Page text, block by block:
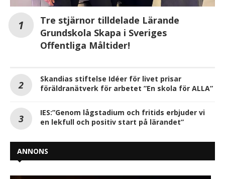
Tre stjärnor tilldelade Lärande
Grundskola Skapa i Sveriges
Offentliga Måltider!
Skandias stiftelse Idéer för livet prisar
föräldranätverk för arbetet ”En skola för ALLA”
IES:”Genom lågstadium och fritids erbjuder vi
en lekfull och positiv start på lärandet”
ANNONS